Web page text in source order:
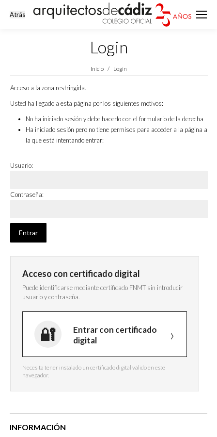
Login
Estás aquí:
Inicio Login
Acceso a la zona restringida.
Usted ha llegado a esta página por los siguientes motivos:
No ha iniciado sesión y debe hacerlo con el formulario de la derecha
Ha iniciado sesión pero no tiene permisos para acceder a la página a
la que está intentando entrar:
Usuario:
Contraseña:
Acceso con certificado digital
Puede identificarse mediante certificado FNMT sin introducir
usuario y contraseña.
Entrar con certificado
digital
Necesita tener instalado un certificado digital válido en este
navegador.
INFORMACIÓN